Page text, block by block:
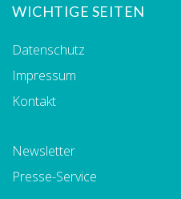
WICHTIGE SEITEN
Datenschutz
Impressum
Kontakt
Newsletter
Presse-Service